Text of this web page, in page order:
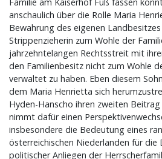
anschaulich über die Rolle Maria
Bewahrung des eigenen
Strippenzieherin zum Wohle der
jahrzehntelangen Rechtsstreit mit
den Familienbesitz nicht zum Wohle
verwaltet zu haben. Eben diesem
dem Maria Henrietta sich
Hyden-Hanscho ihren zweiten
nimmt dafür einen
insbesondere die Bedeutung eines
österreichischen Niederlanden für
politischer Anliegen der